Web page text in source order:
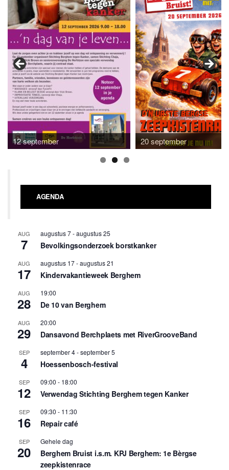
12 september 20 september
AGENDA
AUG
7
augustus 7-augustus 25
Bevolkingsonderzoek borstkanker
AUG
17
augustus 17-augustus 21
Kindervakantieweek Berghem
AUG
28
19:00
De 10 van Berghem
AUG
29
20:00
Dansavond Berchplaets met RiverGrooveBand
SEP
4
september 4-september 5
Hoessenbosch-festival
SEP
12
09:00 - 18:00
Verwendag Stichting Berghem tegen Kanker
SEP
16
09:30 - 11:30
Repair café
SEP
20
Gehele dag
Berghem Bruist i.s.m. KPJ Berghem: 1e Bèrgse
zeepkistenrace